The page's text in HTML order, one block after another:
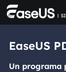
EaseUS
Un programa